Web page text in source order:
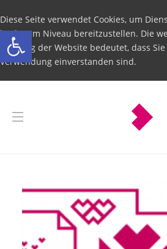
Open toolbar
Diese Seite verwendet Cookies, um
höchstem Niveau bereitzustellen. Die
Nutzung der Website bedeutet, dass
Verwendung einverstanden sind.